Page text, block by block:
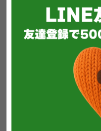
着丈66cm 肩幅47cm
着丈71cm 肩幅50cm
着丈74cm 肩幅52cm 身
女性モデル173cm Sサイ
男性モデル185cm Lサイ